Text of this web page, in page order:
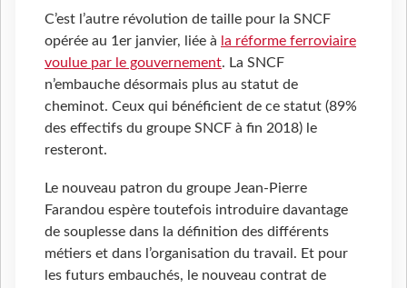
C’est l’autre révolution de taille pour la SNCF
opérée au 1er janvier, liée à la réforme ferroviaire
voulue par le gouvernement. La SNCF
n’embauche désormais plus au statut de
cheminot. Ceux qui bénéficient de ce statut (89%
des effectifs du groupe SNCF à fin 2018) le
resteront.
Le nouveau patron du groupe Jean-Pierre
Farandou espère toutefois introduire davantage
de souplesse dans la définition des différents
métiers et dans l’organisation du travail. Et pour
les futurs embauchés, le nouveau contrat de